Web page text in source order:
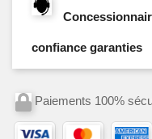
confiance garanties
Paiements 100%